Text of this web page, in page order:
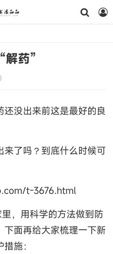
解药”
没出来前这是最好的良
来了吗？到底什么时候可
t-3676.html
，用科学的方法做到防
下面再给大家梳理一下新
施：